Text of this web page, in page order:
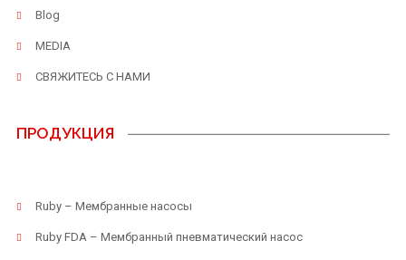
Blog
MEDIA
СВЯЖИТЕСЬ С НАМИ
ПРОДУКЦИЯ
Ruby – Мембранные насосы
Ruby FDA – Мембранный пневматический насос